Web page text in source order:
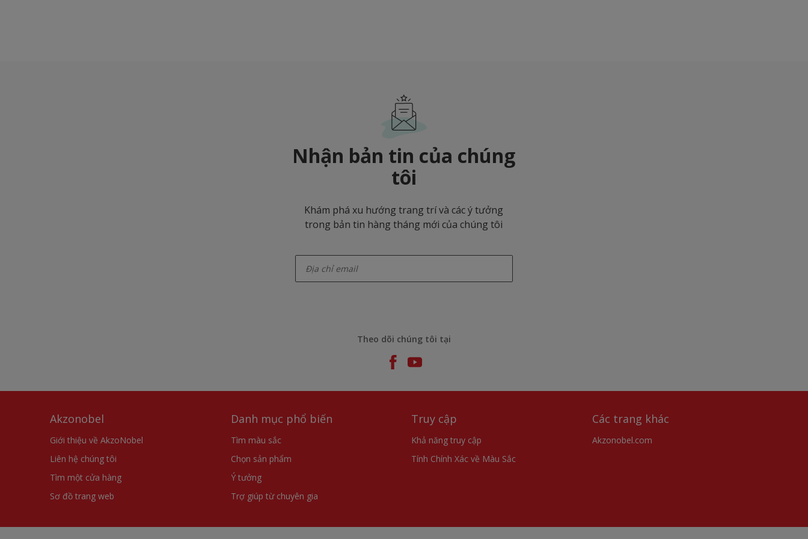
Nhận bản tin của chúng
tôi
Khám phá xu hướng trang trí và các ý tưởng
trong bản tin hàng tháng mới của chúng tôi
Theo dõi chúng tôi tại
Akzonobel
Giới thiệu về AkzoNobel
Liên hệ chúng tôi
Tìm một cửa hàng
Sơ đồ trang web
Danh mục phổ biến
Tìm màu sắc
Chọn sản phẩm
Ý tưởng
Trợ giúp từ chuyên gia
Truy cập
Khả năng truy cập
Tính Chính Xác về Màu Sắc
Các trang khác
Akzonobel.com